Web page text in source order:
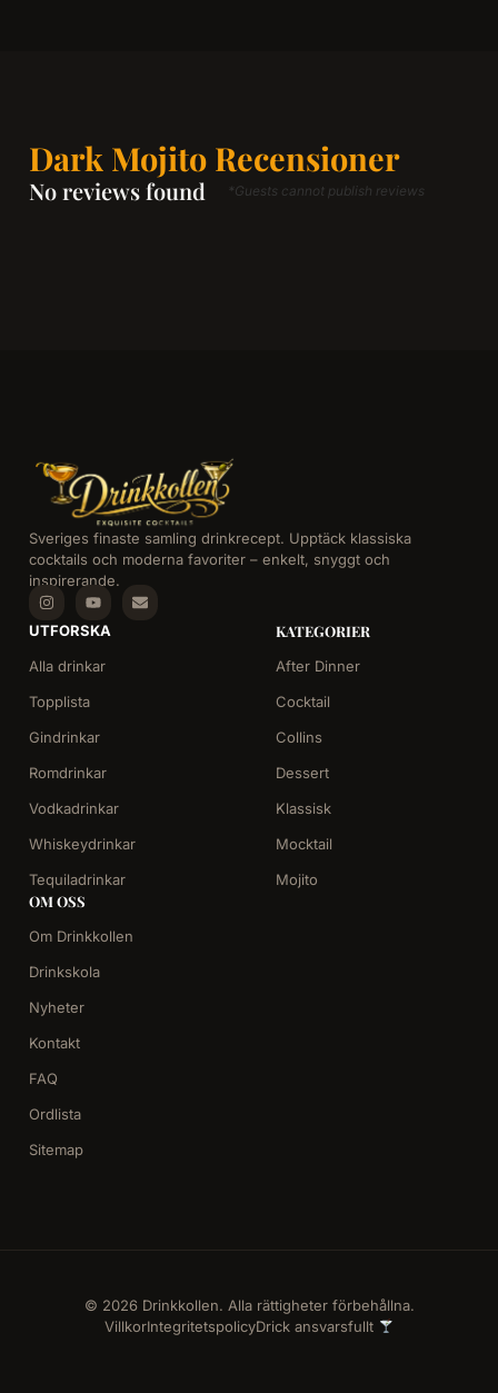
Dark Mojito Recensioner
No reviews found *Guests cannot publish reviews
Sveriges finaste samling drinkrecept. Upptäck klassiska
cocktails och moderna favoriter – enkelt, snyggt och
inspirerande.
UTFORSKA
Alla drinkar
Topplista
Gindrinkar
Romdrinkar
Vodkadrinkar
Whiskeydrinkar
Tequiladrinkar
KATEGORIER
After Dinner
Cocktail
Collins
Dessert
Klassisk
Mocktail
Mojito
OM OSS
Om Drinkkollen
Drinkskola
Nyheter
Kontakt
FAQ
Ordlista
Sitemap
VillkorIntegritetspolicyDrick ansvarsfullt
© 2026 Drinkkollen. Alla rättigheter förbehållna.